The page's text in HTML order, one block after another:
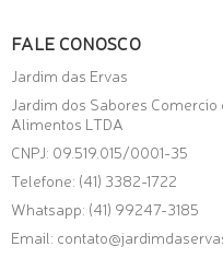
FALE CONOSCO
Jardim das Ervas
Jardim dos Sabores Comercio
Alimentos LTDA
CNPJ: 09.519.015/0001-35
Telefone: (41) 3382-1722
Whatsapp: (41) 99247-3185
Email: